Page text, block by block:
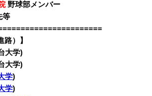
野球部メンバー
等
路）】
大学)
大学)
学)
学)